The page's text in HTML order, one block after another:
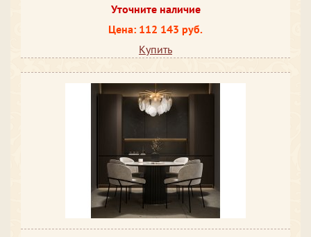
Уточните наличие
Цена: 112 143 руб.
Купить